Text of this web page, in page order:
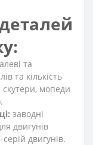
та
та кількість
скутери, мопеди
заводні
двигунів
двигунів.